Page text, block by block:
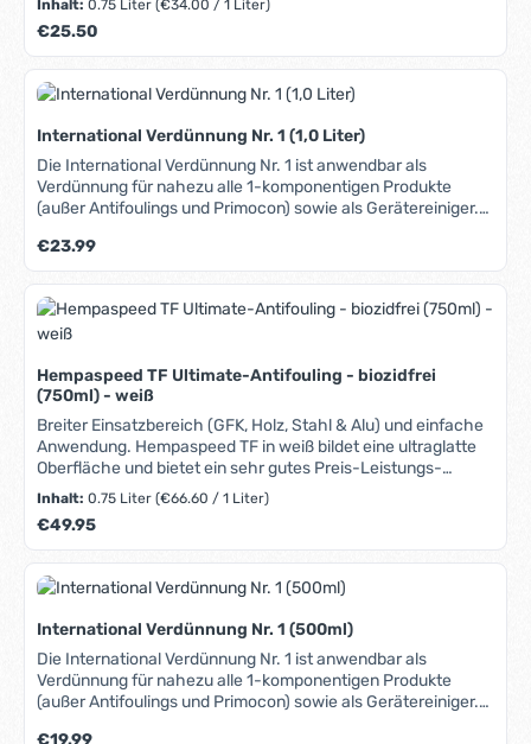
Inhalt:0.75 Liter(€34.00 / 1 Liter)
Regulärer Preis:
€25.50
International Verdünnung Nr. 1 (1,0 Liter)
Die International Verdünnung Nr. 1 ist anwendbar als
Verdünnung für nahezu alle 1-komponentigen Produkte
(außer Antifoulings und Primocon) sowie als Gerätereiniger.
Pre-Kote, Klarlack Original, Klarlack Compass, Klarlack
Schooner.
Regulärer Preis:
€23.99
Hempaspeed TF Ultimate-Antifouling - biozidfrei
(750ml) - weiß
Breiter Einsatzbereich (GFK, Holz, Stahl & Alu) und einfache
Anwendung. Hempaspeed TF in weiß bildet eine ultraglatte
Oberfläche und bietet ein sehr gutes Preis-Leistungs-
Verhältnis. Harte biozidfreie Dünnfilmbeschichtung. Bildet
ultraglatte Oberfläche, die Bewuchs minimiert und Reibung
reduziert. Hempaspeed TF ist bei allen Bootsmaterialien
(GFK, Holz, Stahl & Alu) gleichermaßen einsetzbar. Geeignet
für Racing-, Regatta- und Freizeitboote. Kann auf
bestehenden VC17-Untergrund aufgebracht werden. Ideal
sowohl für die Verwendung in Frisch- als auch Salzwasser.
Trotz des attraktiven Preises entspricht es
selbstverständlich allen gesetzlichen Auflagen. BAuA Nr: N-
13052. Antifouling-Produkte vorsichtig verwenden. Vor
Gebrauch stets Etikett und Produktinformationen lesen.
Inhalt:0.75 Liter(€66.60 / 1 Liter)
Regulärer Preis:
€49.95
International Verdünnung Nr. 1 (500ml)
Die International Verdünnung Nr. 1 ist anwendbar als
Verdünnung für nahezu alle 1-komponentigen Produkte
(außer Antifoulings und Primocon) sowie als Gerätereiniger.
Regulärer Preis: